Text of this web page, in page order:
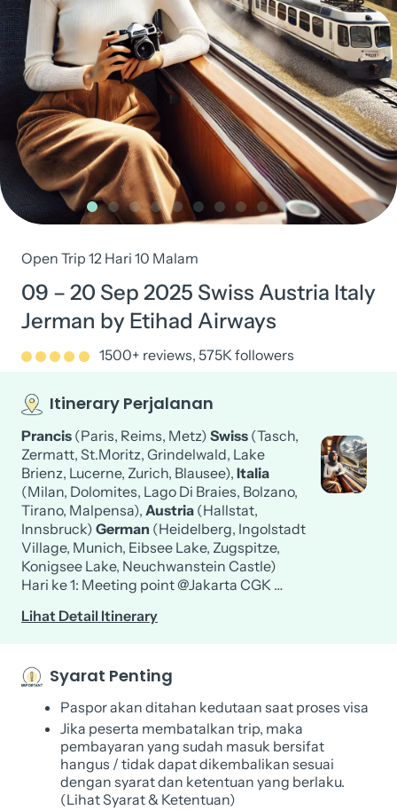
Open Trip 12 Hari 10 Malam
09 – 20 Sep 2025 Swiss Austria Italy
Jerman by Etihad Airways
1500+ reviews, 575K followers
Itinerary Perjalanan
Prancis (Paris, Reims, Metz) Swiss (Tasch,
Zermatt, St.Moritz, Grindelwald, Lake
Brienz, Lucerne, Zurich, Blausee), Italia
(Milan, Dolomites, Lago Di Braies, Bolzano,
Tirano, Malpensa), Austria (Hallstat,
Innsbruck) German (Heidelberg, Ingolstadt
Village, Munich, Eibsee Lake, Zugspitze,
Konigsee Lake, Neuchwanstein Castle)
Hari ke 1: Meeting point @Jakarta CGK …
Lihat Detail Itinerary
Syarat Penting
Paspor akan ditahan kedutaan saat proses visa
Jika peserta membatalkan trip, maka
pembayaran yang sudah masuk bersifat
hangus / tidak dapat dikembalikan sesuai
dengan syarat dan ketentuan yang berlaku.
(Lihat Syarat & Ketentuan)